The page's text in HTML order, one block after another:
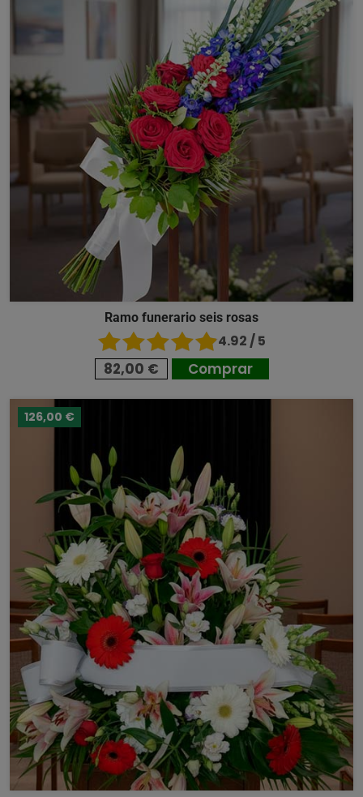
Ramo funerario seis rosas
4.92 / 5
82,00 € Comprar
126,00 €